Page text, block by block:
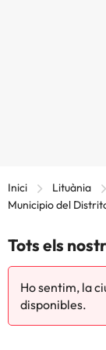
Inici Lituània
Municipio del
Tots els
Ho sentim, la
disponibles.